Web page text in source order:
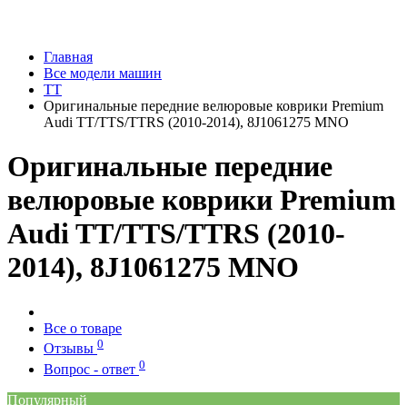
Главная
Все модели машин
TT
Оригинальные передние велюровые коврики Premium
Audi TT/TTS/TTRS (2010-2014), 8J1061275 MNO
Оригинальные передние
велюровые коврики Premium
Audi TT/TTS/TTRS (2010-
2014), 8J1061275 MNO
Все о товаре
Отзывы 0
Вопрос - ответ 0
Популярный